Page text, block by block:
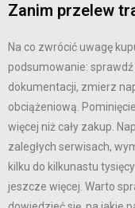
Zanim przelew
Na co zwrócić uwagę
podsumowanie:
dokumentacji, zmierz
obciążeniową.
więcej niż cały zakup.
zaległych serwisach,
kilku do kilkunastu
jeszcze więcej. Warto